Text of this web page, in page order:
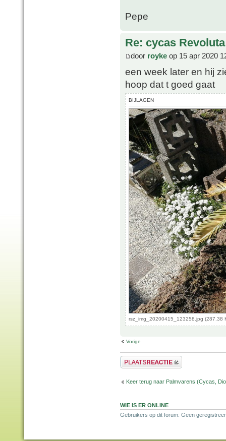
Pepe
Re: cycas Revoluta
door royke op 15 apr 2020
een week later en hij
hoop dat t goed gaat
BIJLAGEN
rsz_img_20200415_123258.jpg (287.38
Vorige
Plaats een reactie
Keer terug naar Palmvarens (Cycas,
WIE IS ER ONLINE
Gebruikers op dit forum: Geen